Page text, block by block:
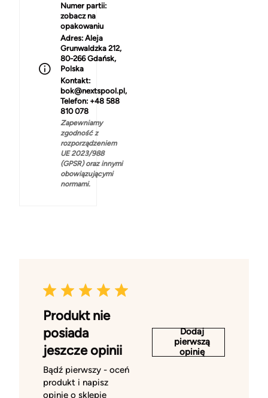
Numer partii:
zobacz na
opakowaniu
Adres: Aleja
Grunwaldzka 212,
80-266 Gdańsk,
Polska
Kontakt:
bok@nextspool.pl,
Telefon: +48 588
810 078
Zapewniamy
zgodność z
rozporządzeniem
UE 2023/988
(GPSR) oraz innymi
obowiązującymi
normami.
Produkt nie
posiada
jeszcze opinii
Bądź pierwszy - oceń
produkt i napisz
opinię o sklepie
Dodaj
pierwszą
opinię